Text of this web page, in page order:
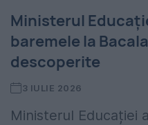
Ministerul
baremele la
descoperite
3 IULIE 2026
Ministerul Educației